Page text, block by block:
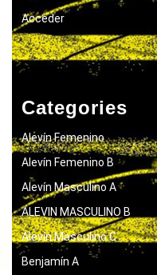
Acceder
Categories
Alevín Femenino
Alevín Femenino B
Alevín Masculino A
ALEVIN MASCULINO B
Alevín Masculino C
Benjamín A